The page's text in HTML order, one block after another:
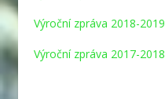
Výroční zpráva 2018-2019
Výroční zpráva 2017-2018